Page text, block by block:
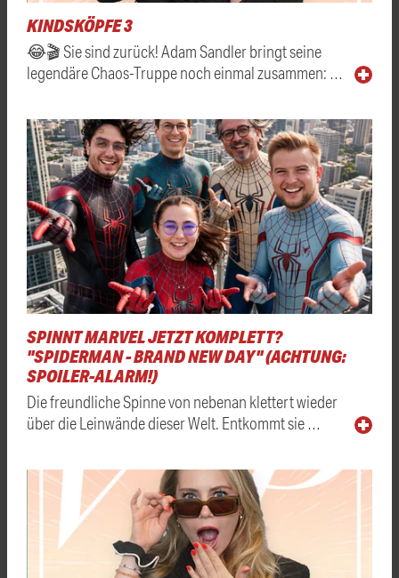
KINDSKÖPFE 3
😂🎬 Sie sind zurück! Adam Sandler bringt seine
legendäre Chaos-Truppe noch einmal zusammen: …
SPINNT MARVEL JETZT KOMPLETT?
"SPIDERMAN - BRAND NEW DAY" (ACHTUNG:
SPOILER-ALARM!)
Die freundliche Spinne von nebenan klettert wieder
über die Leinwände dieser Welt. Entkommt sie …